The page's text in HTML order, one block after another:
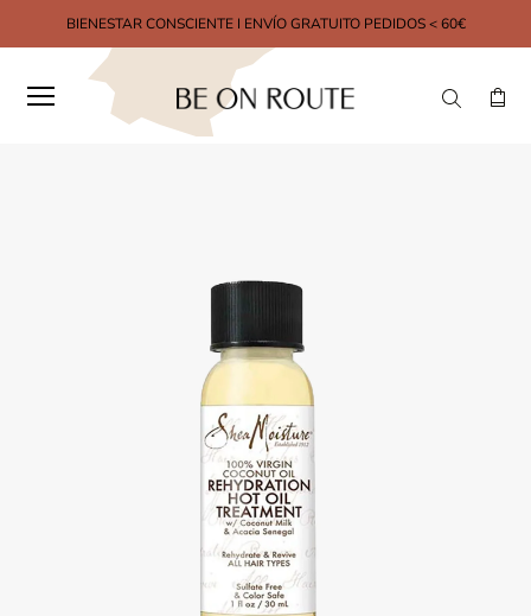
BIENESTAR CONSCIENTE I ENVÍO GRATUITO PEDIDOS < 60€